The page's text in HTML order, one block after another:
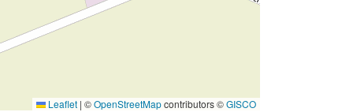
Leaflet | ©OpenStreetMapcontributors ©GISCO